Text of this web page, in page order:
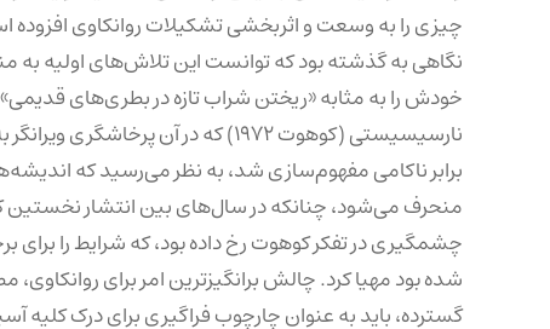
چیزی را به وسعت و اثربخشی تشکیلات روانکاوی افزوده
نگاهی به گذشته بود که توانست این تلاش‌های اولیه به
نارسیسیستی (کوهوت ۱۹۷۲) که در آن
برابر ناکامی مفهوم‌سازی شد، به نظر می‌رسید که
چشمگیری در تفکر کوهوت رخ داده بود، که شرایط را
شده بود مهیا کرد. چالش برانگیز‌ترین امر برای
گسترده، باید به عنوان چارچوب فراگیری برای درک کلیه